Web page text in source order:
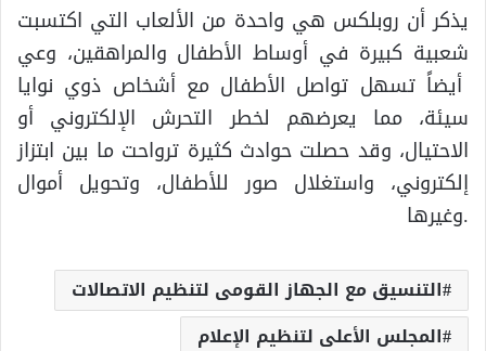
يذكر أن روبلكس هي واحدة من الألعاب التي اكتسبت
شعبية كبيرة في أوساط الأطفال والمراهقين، وعي
أيضاً تسهل تواصل الأطفال مع أشخاص ذوي نوايا
سيئة، مما يعرضهم لخطر التحرش الإلكتروني أو
الاحتيال، وقد حصلت حوادث كثيرة ترواحت ما بين ابتزاز
إلكتروني، واستغلال صور للأطفال، وتحويل أموال
وغيرها.
التنسيق مع الجهاز القومى لتنظيم الاتصالات
المجلس الأعلى لتنظيم الإعلام